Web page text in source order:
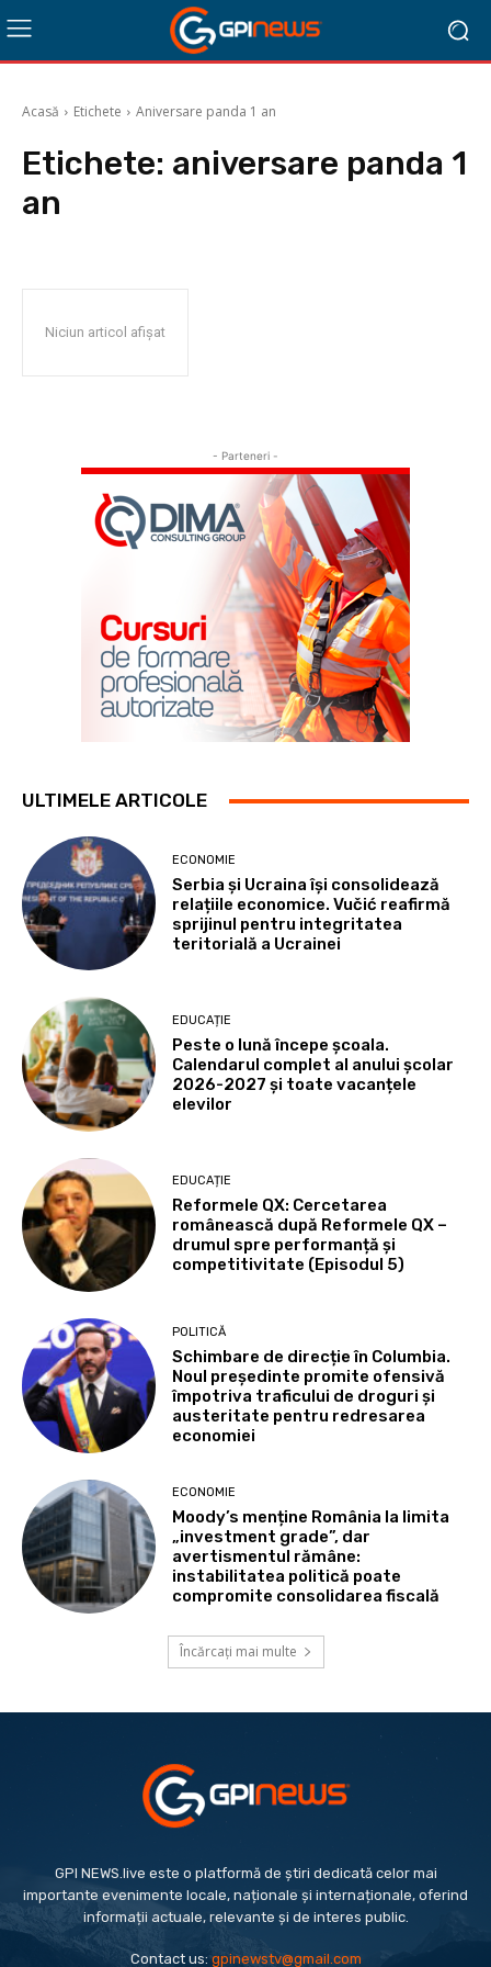
Acasă Etichete Aniversare panda 1 an
Etichete: aniversare panda 1
an
Niciun articol afișat
- Parteneri -
ULTIMELE ARTICOLE
ECONOMIE
Serbia și Ucraina își consolidează
relațiile economice. Vučić reafirmă
sprijinul pentru integritatea
teritorială a Ucrainei
EDUCAȚIE
Peste o lună începe școala.
Calendarul complet al anului școlar
2026-2027 și toate vacanțele
elevilor
EDUCAȚIE
Reformele QX: Cercetarea
românească după Reformele QX –
drumul spre performanță și
competitivitate (Episodul 5)
POLITICĂ
Schimbare de direcție în Columbia.
Noul președinte promite ofensivă
împotriva traficului de droguri și
austeritate pentru redresarea
economiei
ECONOMIE
Moody’s menține România la limita
„investment grade”, dar
avertismentul rămâne:
instabilitatea politică poate
compromite consolidarea fiscală
Încărcați mai multe
GPI NEWS.live este o platformă de știri dedicată celor mai
importante evenimente locale, naționale și internaționale, oferind
informații actuale, relevante și de interes public.
Contact us:gpinewstv@gmail.com